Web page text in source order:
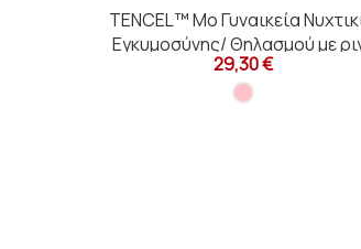
TENCEL™ Mo Γυναικεία
Εγκυμοσύνης/ Θηλασμού με
πατιλέτα
29,30 €